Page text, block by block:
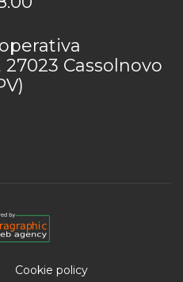
27023 Cassolnovo
Cookie policy